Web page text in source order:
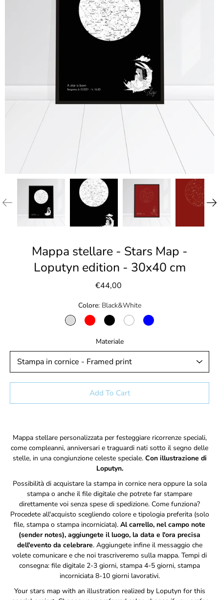
Mappa stellare - Stars Map -
Loputyn edition - 30x40 cm
€44,00
Colore Black&White
BLACK&WHITE
RED BLACKWHITEBLUE
Materiale
Select variant
Add To Cart
me
when
this
available:
Mappa stellare personalizzata per festeggiare ricorrenze speciali,
come compleanni, anniversari e traguardi nati sotto il segno delle
stelle, in una congiunzione celeste speciale. Con illustrazione di
Loputyn.
Possibilità di acquistare la stampa in cornice nera oppure la sola
stampa o anche il file digitale che potrete far stampare
direttamente voi senza spese di spedizione. Come funziona?
Procedete all'acquisto scegliendo colore e tipologia preferita (solo
file, stampa o stampa incorniciata). Al carrello, nel campo note
(sender notes), aggiungete il luogo, la data e l'ora precisa
dell'evento da celebrare. Aggiungete infine il messaggio che
volete comunicare e che noi trascriveremo sulla mappa. Tempi di
consegna: file digitale 2-3 giorni, stampa 4-5 giorni, stampa
incorniciata 8-10 giorni lavorativi.
Your stars map with an illustration realized by Loputyn for this